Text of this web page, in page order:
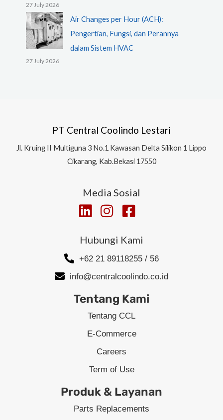
27 July 2026
Air Changes per Hour (ACH):
Pengertian, Fungsi, dan Perannya
dalam Sistem HVAC
27 July 2026
PT Central Coolindo Lestari
Jl. Kruing II Multiguna 3 No.1 Kawasan Delta Silikon 1 Lippo
Cikarang, Kab.Bekasi 17550
Media Sosial
Hubungi Kami
+62 21 89118255 / 56
info@centralcoolindo.co.id
Tentang Kami
Tentang CCL
E-Commerce
Careers
Term of Use
Produk & Layanan
Parts Replacements